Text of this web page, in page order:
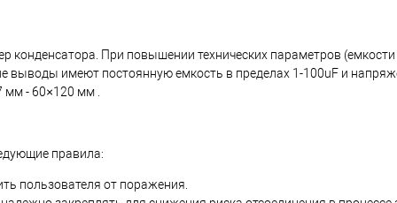
конденсатора. При повышении технических параметров
выводы имеют постоянную емкость в пределах 1-100uF и
- 60×120 мм .
правила:
пользователя от поражения.